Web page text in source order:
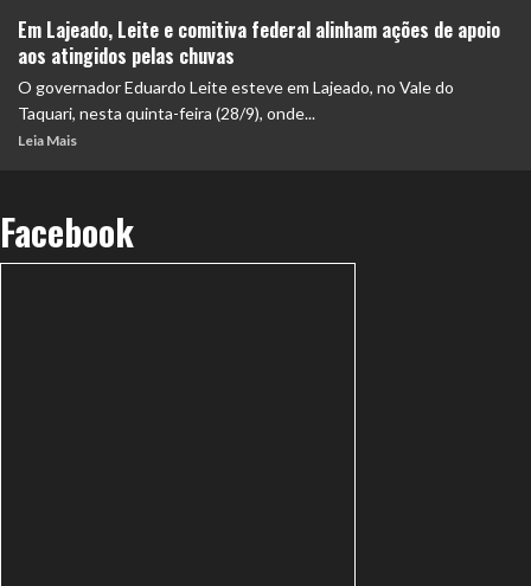
Em Lajeado, Leite e comitiva federal alinham ações de apoio
aos atingidos pelas chuvas
O governador Eduardo Leite esteve em Lajeado, no Vale do
Taquari, nesta quinta-feira (28/9), onde...
Leia Mais
Facebook